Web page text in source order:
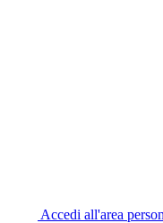
Accedi all'area